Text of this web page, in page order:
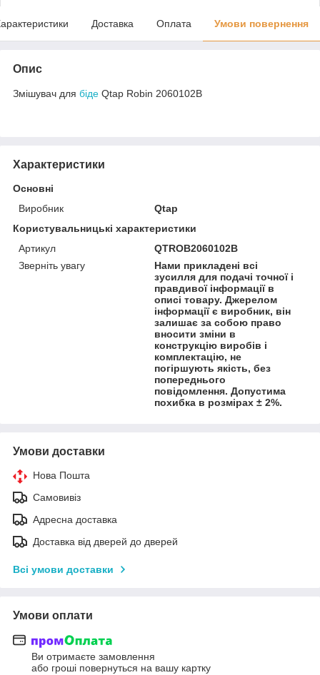
Доставка Оплата Умови повернення
Опис
Змішувач для біде Qtap Robin 2060102B
Характеристики
Основні
Виробник
Qtap
Користувальницькі характеристики
Артикул
QTROB2060102B
Зверніть увагу
Нами прикладені всі
зусилля для подачі точної і
правдивої інформації в
описі товару. Джерелом
інформації є виробник, він
залишає за собою право
вносити зміни в
конструкцію виробів і
комплектацію, не
погіршують якість, без
попереднього
повідомлення. Допустима
похибка в розмірах ± 2%.
Умови доставки
Нова Пошта
Самовивіз
Адресна доставка
Доставка від дверей до дверей
Всі умови доставки
Умови оплати
Ви отримаєте замовлення
або гроші повернуться на вашу картку